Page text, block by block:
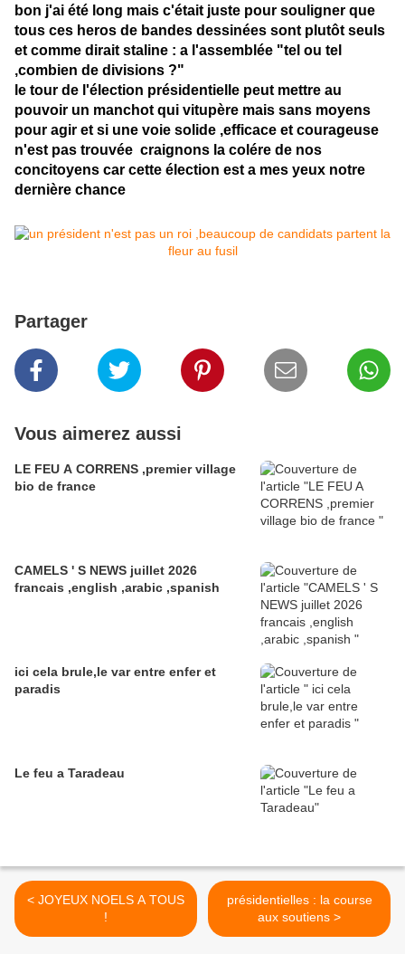
bon j'ai été long mais c'était juste pour souligner que
tous ces heros de bandes dessinées sont plutôt seuls
et comme dirait staline : a l'assemblée "tel ou tel
,combien de divisions ?"
le tour de l'élection présidentielle peut mettre au
pouvoir un manchot qui vitupère mais sans moyens
pour agir et si une voie solide ,efficace et courageuse
n'est pas trouvée craignons la colére de nos
concitoyens car cette élection est a mes yeux notre
dernière chance
Partager
Vous aimerez aussi
LE FEU A CORRENS ,premier village
bio de france
CAMELS ' S NEWS juillet 2026
francais ,english ,arabic ,spanish
ici cela brule,le var entre enfer et
paradis
Le feu a Taradeau
< JOYEUX NOELS A TOUS
!
présidentielles : la course
aux soutiens >